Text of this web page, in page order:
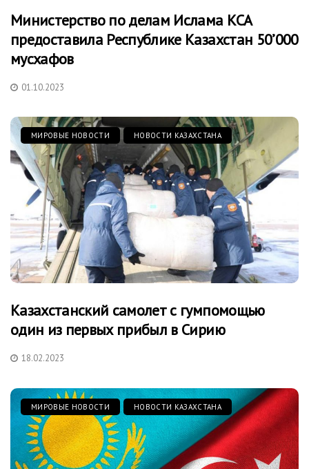
Министерство по делам Ислама КСА
предоставила Республике Казахстан 50’000
мусхафов
01.10.2023
МИРОВЫЕ НОВОСТИ НОВОСТИ КАЗАХСТАНА
Казахстанский самолет с гумпомощью
один из первых прибыл в Сирию
18.02.2023
МИРОВЫЕ НОВОСТИ НОВОСТИ КАЗАХСТАНА